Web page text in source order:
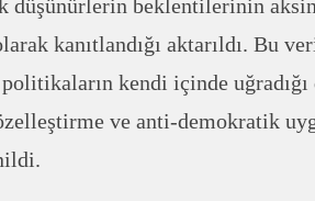
düşünürlerin beklentilerinin
kanıtlandığı aktarıldı. Bu
kendi içinde uğradığı
ve anti-demokratik